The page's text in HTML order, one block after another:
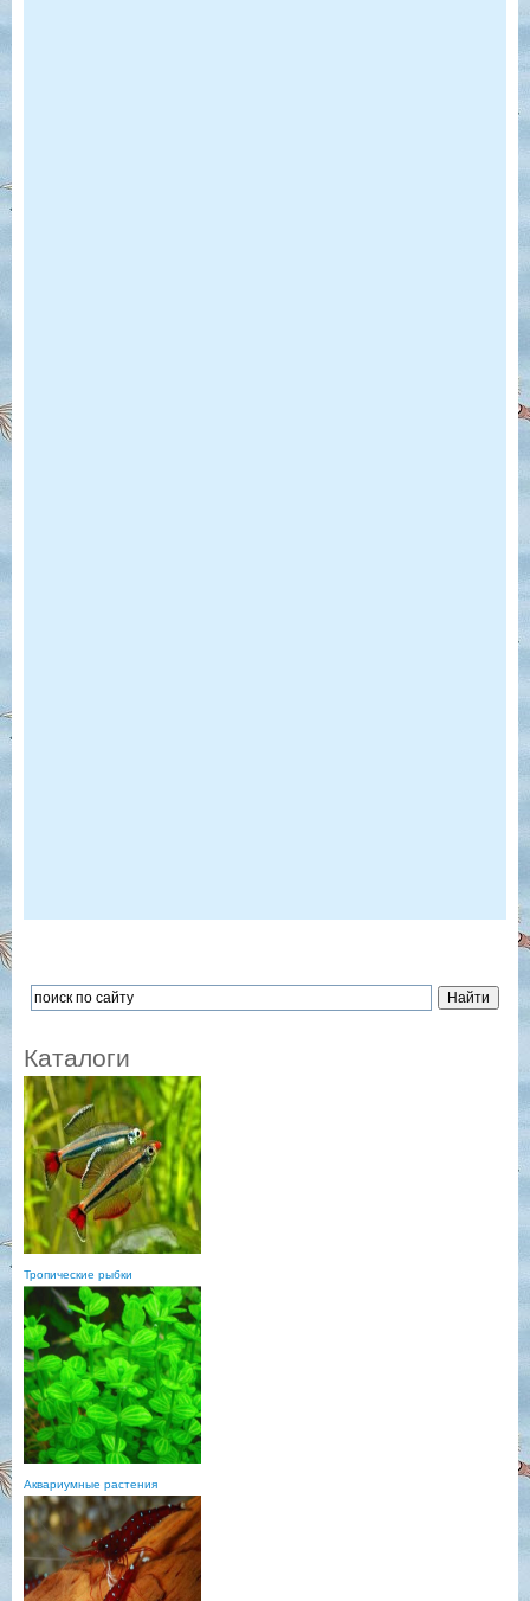
Каталоги
Тропические рыбки
Аквариумные растения